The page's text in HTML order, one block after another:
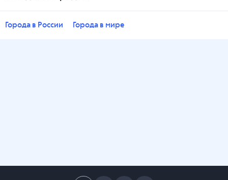
Города в России Города в мире